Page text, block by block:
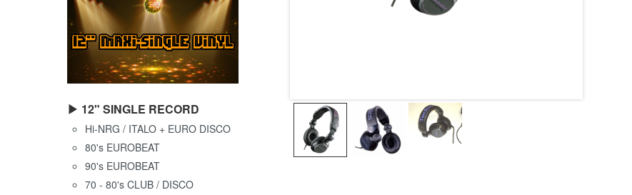
▶ 12" SINGLE RECORD
Hi-NRG / ITALO + EURO DISCO
80's EUROBEAT
90's EUROBEAT
70 - 80's CLUB / DISCO